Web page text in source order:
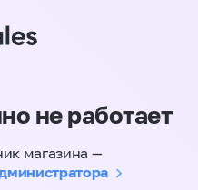
не работает
магазина —